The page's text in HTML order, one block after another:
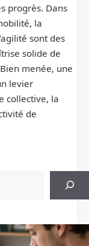
progrès. Dans
la
sont des
solide de
menée, une
levier
collective, la
de